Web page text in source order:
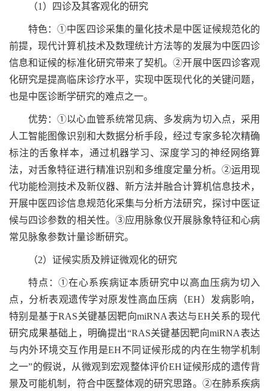
（1）四诊及其客观化的研究
特色：①中医四诊采集的量化技术是中医证候规范化的
前提，现代计算机技术及数理统计方法等的发展为中医四诊
信息和证候的标准化研究带来了契机。②开展中医四诊客观
化研究是提高临床诊疗水平，实现中医现代化的关键问题，
也是中医诊断学研究的难点之一。
优势：①以心血管系统常见病、多发病为切入点，采用
人工智能图像识别和大数据分析手段，经过专家多轮次精确
标注的舌象样本，通过机器学习、深度学习的神经网络算
法，对舌象特征进行精准识别和多维度定量分析。②运用现
代功能检测技术及新仪器、新方法并融合计算机信息技术，
开展中医四诊信息规范化采集与分析方法研究，探讨中医证
候与四诊参数的相关性。③应用脉象仪开展脉象特征和心病
常见脉象参数计量诊断研究。
（2）证候实质及辨证微观化的研究
特点：①在心系疾病证本质研究中以高血压病为切入
点，分析表观遗传学对原发性高血压病（EH）发病影响，
特别是基于RAS关键基因靶向miRNA表达与EH关系的现代
研究成果基础上，明确提出“RAS关键基因靶向miRNA表达
与内外环境交互作用是EH不同证候形成的内在生物学机制
之一”的假说，从微观到宏观整体评价EH证候形成的遗传背
景及可能机制，符合中医整体观的研究思路。②在肺系疾病